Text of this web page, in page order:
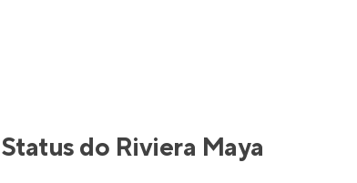
Status do Riviera Maya